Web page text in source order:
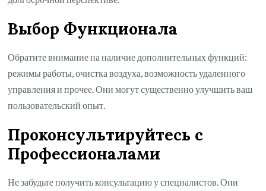
Выбор Функционала
Обратите внимание на наличие дополнительных функций:
режимы работы, очистка воздуха, возможность удаленного
управления и прочее. Они могут существенно улучшить ваш
пользовательский опыт.
Проконсультируйтесь с
Профессионалами
Не забудьте получить консультацию у специалистов. Они